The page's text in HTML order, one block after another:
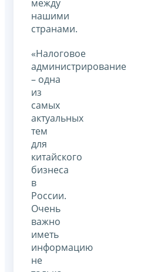
между
нашими
странами.
«Налоговое
администрирование
– одна
из
самых
актуальных
тем
для
китайского
бизнеса
в
России.
Очень
важно
иметь
информацию
не